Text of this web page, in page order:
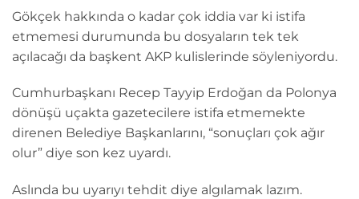
Gökçek hakkında o kadar çok iddia var ki istifa
etmemesi durumunda bu dosyaların tek tek
açılacağı da başkent AKP kulislerinde söyleniyordu.
Cumhurbaşkanı Recep Tayyip Erdoğan da Polonya
dönüşü uçakta gazetecilere istifa etmemekte
direnen Belediye Başkanlarını, “sonuçları çok ağır
olur” diye son kez uyardı.
Aslında bu uyarıyı tehdit diye algılamak lazım.